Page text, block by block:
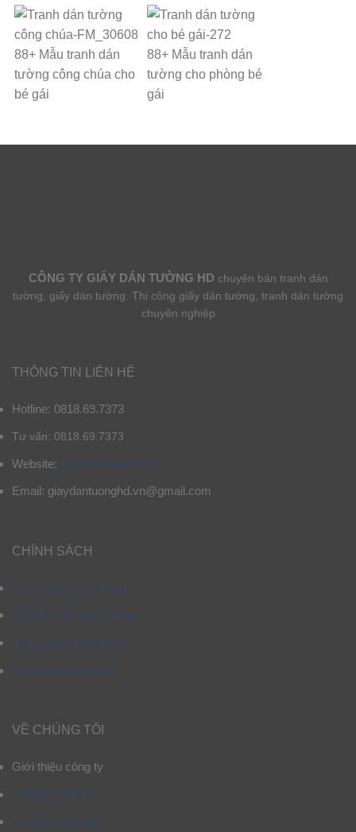
88+ Mẫu tranh dán
tường công chúa cho
bé gái
88+ Mẫu tranh dán
tường cho phòng bé
gái
CÔNG TY GIẤY DÁN TƯỜNG HD chuyên bán tranh dán
tường, giấy dán tường. Thi công giấy dán tường, tranh dán tường
chuyên nghiệp
THÔNG TIN LIÊN HỆ
Hotline: 0818.69.7373
Tư vấn: 0818.69.7373
Website: giaydantuonghd.vn
Email: giaydantuonghd.vn@gmail.com
CHÍNH SÁCH
Chính sách mua hàng
Chính sách giao hàng
Chính sách bảo hành
Chính sách bảo mật
VỀ CHÚNG TÔI
Giới thiệu công ty
Thông tin liên hệ
Tư vấn chọn mẫu